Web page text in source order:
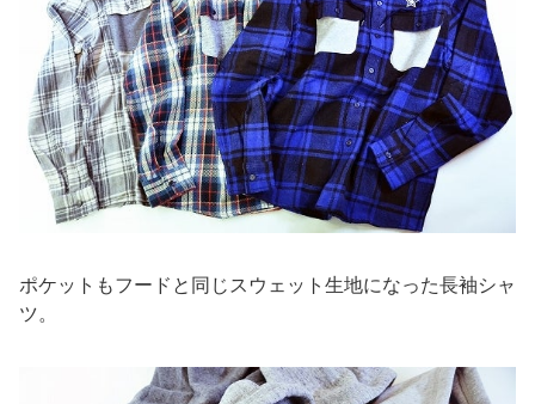
ポケットもフードと同じスウェット生地になった長袖シャ
ツ。